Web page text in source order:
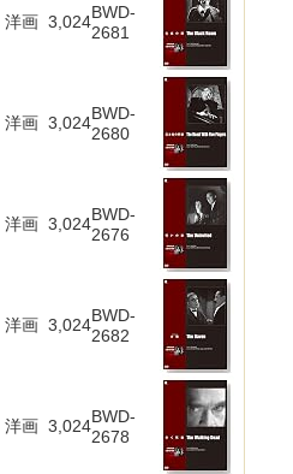
洋画 3,024BWD-
2681
洋画 3,024BWD-
2680
洋画 3,024BWD-
2676
洋画 3,024BWD-
2682
洋画 3,024BWD-
2678